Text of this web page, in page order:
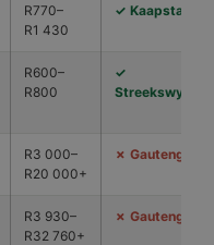
R770–
R1 430
✓ Kaapstad
R600–
R800
✓
Streekswyd
R3 000–
R20 000+
✗ Gauteng
R3 930–
R32 760+
✗ Gauteng